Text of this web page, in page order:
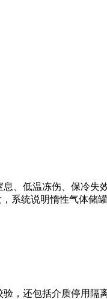
、低温冻伤、保冷
系统说明惰性气体储
，还包括介质停用